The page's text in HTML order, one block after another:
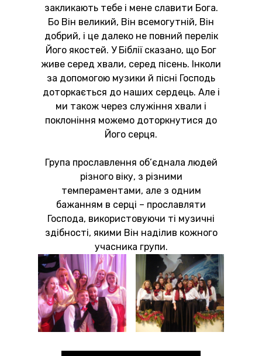
закликають тебе і мене славити Бога.
Бо Він великий, Він всемогутній, Він
добрий, і це далеко не повний перелік
Його якостей. У Біблії сказано, що Бог
живе серед хвали, серед пісень. Інколи
за допомогою музики й пісні Господь
доторкається до наших сердець. Але і
ми також через служіння хвали і
поклоніння можемо доторкнутися до
Його серця.
Група прославлення об’єднала людей
різного віку, з різними
темпераментами, але з одним
бажанням в серці – прославляти
Господа, використовуючи ті музичні
здібності, якими Він наділив кожного
учасника групи.